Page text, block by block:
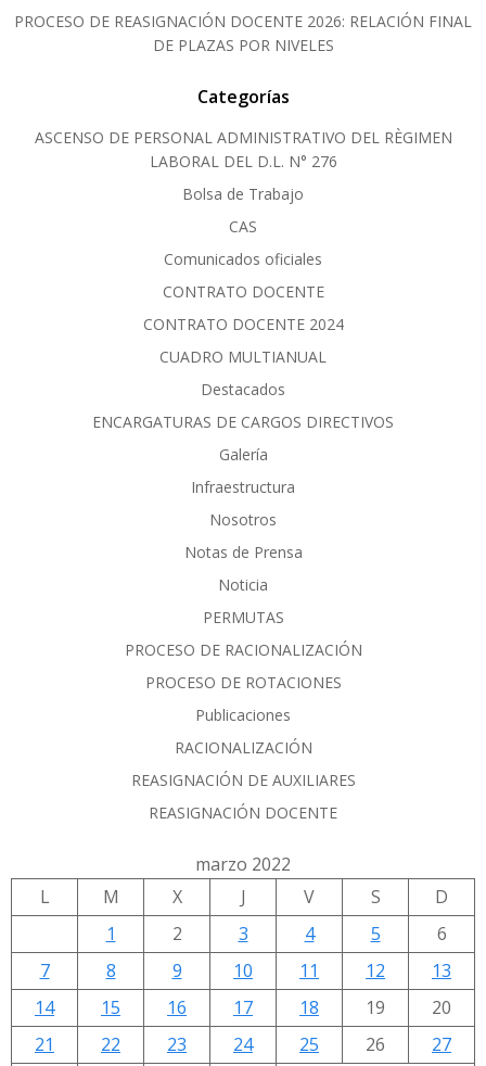
PROCESO DE REASIGNACIÓN DOCENTE 2026: RELACIÓN FINAL
DE PLAZAS POR NIVELES
Categorías
ASCENSO DE PERSONAL ADMINISTRATIVO DEL RÈGIMEN
LABORAL DEL D.L. N° 276
Bolsa de Trabajo
CAS
Comunicados oficiales
CONTRATO DOCENTE
CONTRATO DOCENTE 2024
CUADRO MULTIANUAL
Destacados
ENCARGATURAS DE CARGOS DIRECTIVOS
Galería
Infraestructura
Nosotros
Notas de Prensa
Noticia
PERMUTAS
PROCESO DE RACIONALIZACIÓN
PROCESO DE ROTACIONES
Publicaciones
RACIONALIZACIÓN
REASIGNACIÓN DE AUXILIARES
REASIGNACIÓN DOCENTE
marzo 2022
L
M X J V S
D
1
2 3 4 5
6
7
8 9 10 11 12
13
14
15 16 17 18 19
20
21
22 23 24 25 26 27